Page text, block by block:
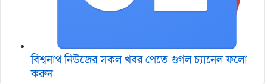
বিশ্বনাথ নিউজের সকল খবর পেতে গুগল চ‌্যানেল ফলো
করুন